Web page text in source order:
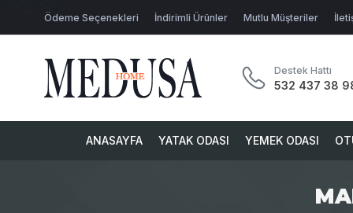
Ödeme Seçenekleri İndirimli Ürünler Mutlu Müşteriler
Destek Hattı
532 437 38
ANASAYFA YATAK ODASI YEMEK ODASI